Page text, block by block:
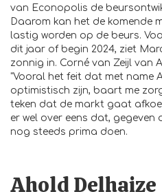
van Econopolis de
Daarom kan het de komende
lastig worden op de beurs.
dit jaar of begin 2024, ziet
zonnig in. Corné van Zeijl van
"Vooral het feit dat met name
optimistisch zijn, baart me
teken dat de markt gaat
er wel over eens dat, gegeven
nog steeds prima doen.
Ahold Delhaize